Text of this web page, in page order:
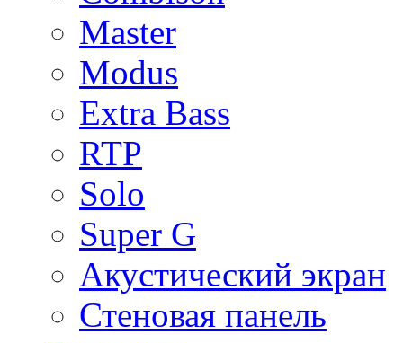
Master
Modus
Extra Bass
RTP
Solo
Super G
Акустический экран
Стеновая панель